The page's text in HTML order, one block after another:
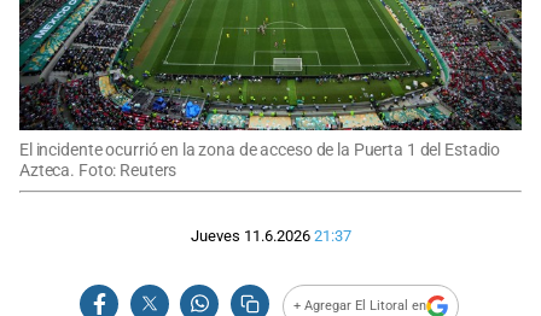
El incidente ocurrió en la zona de acceso de la Puerta 1 del Estadio
Azteca. Foto: Reuters
Jueves 11.6.2026 21:37
+ Agregar El Litoral en